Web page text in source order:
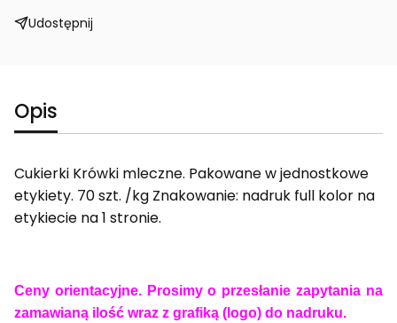
Udostępnij
Opis
Cukierki Krówki mleczne. Pakowane w jednostkowe
etykiety. 70 szt. /kg Znakowanie: nadruk full kolor na
etykiecie na 1 stronie.
Ceny orientacyjne. Prosimy o przesłanie zapytania na
zamawianą ilość wraz z grafiką (logo) do nadruku.